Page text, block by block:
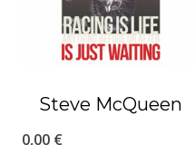
Steve McQueen
0,00 €